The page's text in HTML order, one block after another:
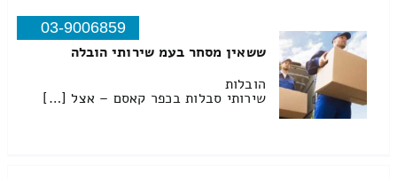
03-9006859
ששאין מסחר בעמ שירותי הובלה
הובלות
שירותי סבלות בכפר קאסם – אצל […]